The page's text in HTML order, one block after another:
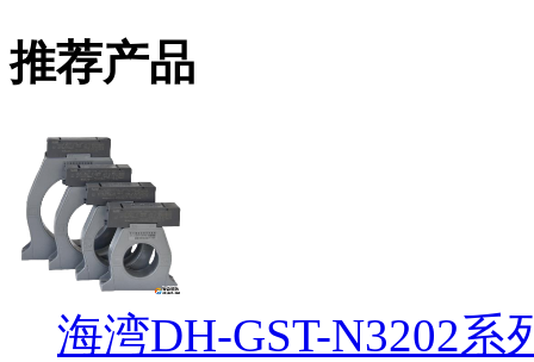
推荐产品
海湾DH-GST-N3202